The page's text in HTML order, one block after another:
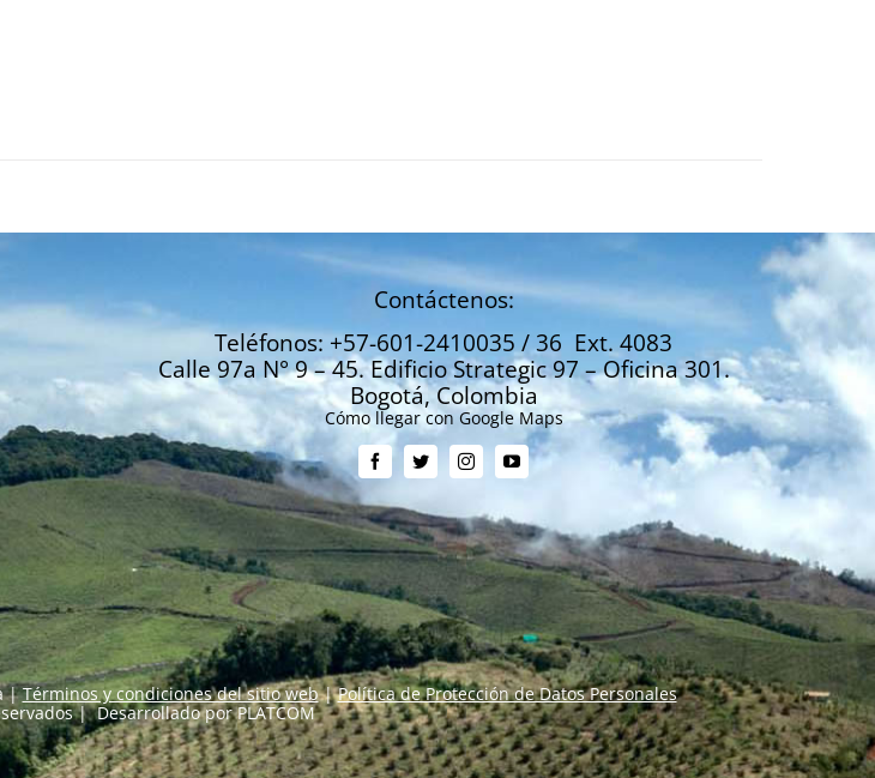
Contáctenos:
Teléfonos: +57-601-2410035 / 36 Ext. 4083
Calle 97a N° 9 – 45. Edificio Strategic 97 – Oficina 301.
Bogotá, Colombia
Cómo llegar con Google Maps
|Términos y condiciones del sitio web|Política de Protección de Datos Personales
| Desarrollado porPLATCOM